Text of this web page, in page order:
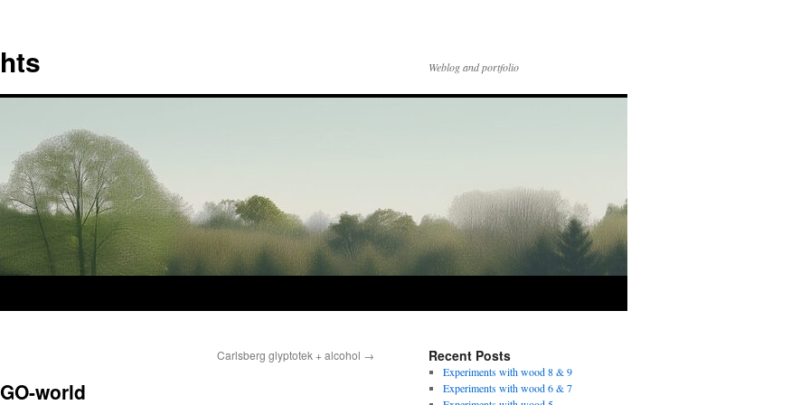
Weblog and portfolio
Carlsberg glyptotek + alcohol →
world
Recent Posts
Experiments with wood 8 & 9
Experiments with wood 6 & 7